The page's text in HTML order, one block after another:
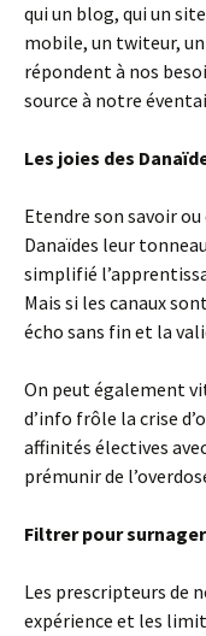
qui un blog, qui un
mobile, un twiteur,
répondent à nos
source à notre
Les joies des
Etendre son savoir
Danaïdes leur
simplifié
Mais si les canaux
écho sans fin et la
On peut également
d’info frôle la crise
affinités électives
prémunir de
Filtrer pour surnager
Les prescripteurs de
expérience et les